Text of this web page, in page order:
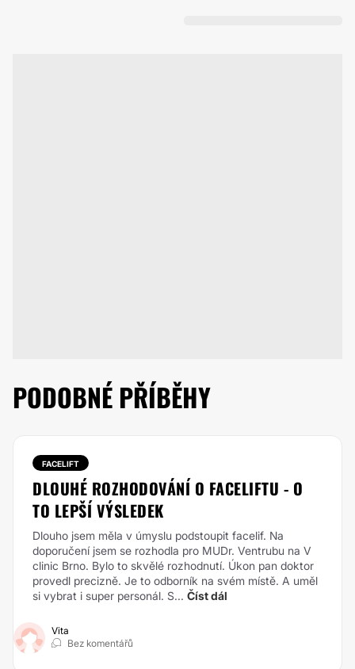
PODOBNÉ PŘÍBĚHY
FACELIFT
DLOUHÉ ROZHODOVÁNÍ O FACELIFTU - O
TO LEPŠÍ VÝSLEDEK
Dlouho jsem měla v úmyslu podstoupit facelif. Na
doporučení jsem se rozhodla pro MUDr. Ventrubu na V
clinic Brno. Bylo to skvělé rozhodnutí. Úkon pan doktor
provedl precizně. Je to odborník na svém místě. A uměl
si vybrat i super personál. S... Číst dál
Vita
Bez komentářů